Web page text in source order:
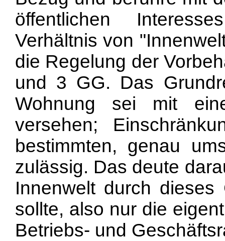
öffentlichen
Verhältnis von
die Regelung der
und 3 GG. Das
Wohnung sei mit
versehen;
bestimmten, genau
zulässig. Das deute
Innenwelt durch dieses
sollte, also nur die
Betriebs- und